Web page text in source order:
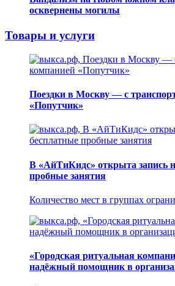
осквернены могилы
Товары и услуги
Поездки в Москву — с
«Попутчик»
В «АйТиКидс» открыта запись
пробные занятия
Количество мест в группах
«Городская ритуальная
надёжный помощник в